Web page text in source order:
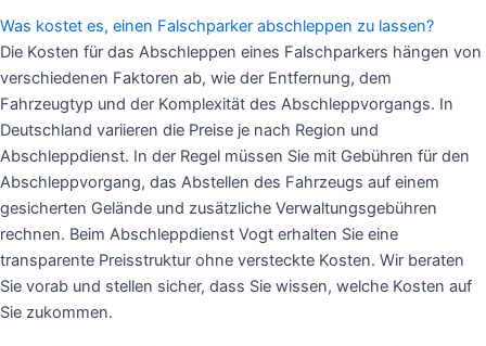
Was kostet es, einen Falschparker abschleppen zu lassen?
Die Kosten für das Abschleppen eines Falschparkers hängen von
verschiedenen Faktoren ab, wie der Entfernung, dem
Fahrzeugtyp und der Komplexität des Abschleppvorgangs. In
Deutschland variieren die Preise je nach Region und
Abschleppdienst. In der Regel müssen Sie mit Gebühren für den
Abschleppvorgang, das Abstellen des Fahrzeugs auf einem
gesicherten Gelände und zusätzliche Verwaltungsgebühren
rechnen. Beim Abschleppdienst Vogt erhalten Sie eine
transparente Preisstruktur ohne versteckte Kosten. Wir beraten
Sie vorab und stellen sicher, dass Sie wissen, welche Kosten auf
Sie zukommen.